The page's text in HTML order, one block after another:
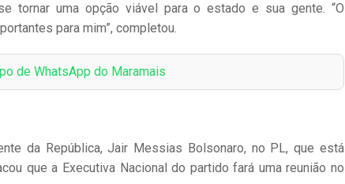
tornar uma opção viável para o estado e sua gente. “O
para mim”, completou.
de WhatsApp do Maramais
da República, Jair Messias Bolsonaro, no PL, que está
que a Executiva Nacional do partido fará uma reunião no